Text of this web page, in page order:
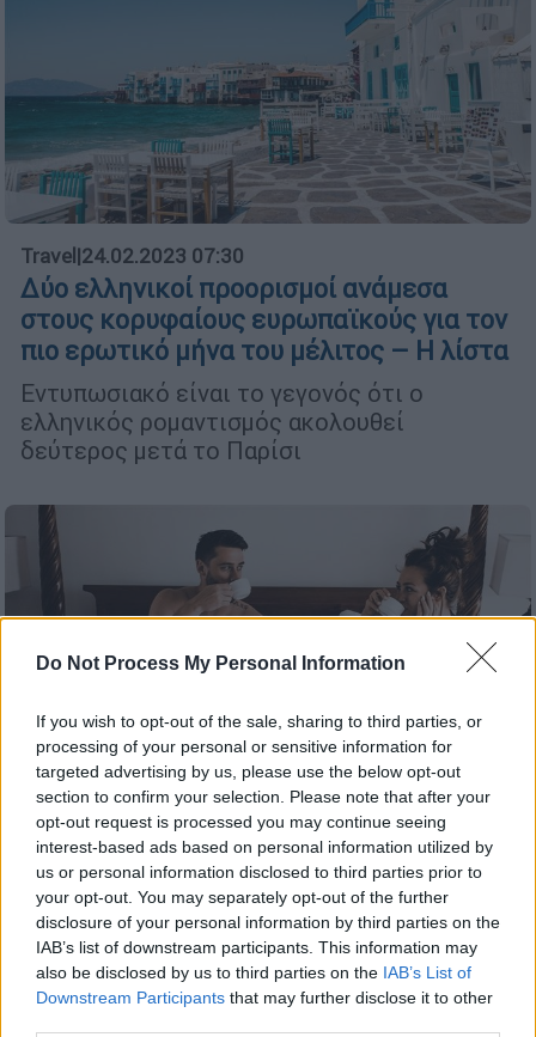
Do Not Process My Personal Information
If you wish to opt-out of the sale, sharing to third parties, or
processing of your personal or sensitive information for
targeted advertising by us, please use the below opt-out
section to confirm your selection. Please note that after your
opt-out request is processed you may continue seeing
interest-based ads based on personal information utilized by
us or personal information disclosed to third parties prior to
your opt-out. You may separately opt-out of the further
disclosure of your personal information by third parties on the
IAB’s list of downstream participants. This information may
also be disclosed by us to third parties on the IAB’s List of
Downstream Participants that may further disclose it to other
Travel |24.02.2023 07:30
Δύο ελληνικοί προορισμοί ανάμεσα
στους κορυφαίους ευρωπαϊκούς για τον
πιο ερωτικό μήνα του μέλιτος – Η λίστα
Εντυπωσιακό είναι το γεγονός ότι ο
ελληνικός ρομαντισμός ακολουθεί
δεύτερος μετά το Παρίσι
Τεχνολογία 14.12.2022 14:00
Το TikTok hack που θα κρατήσει τη
φάση του honeymoon στην σχέση σας
για πάντα!
Aφιερωμένο στον σημαντικότερο άνθρωπο